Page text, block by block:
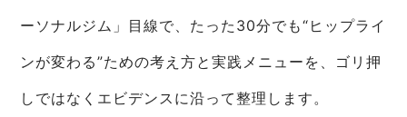
ーソナルジム」目線で、たった30分でも“ヒップライ
ンが変わる”ための考え方と実践メニューを、ゴリ押
しではなくエビデンスに沿って整理します。